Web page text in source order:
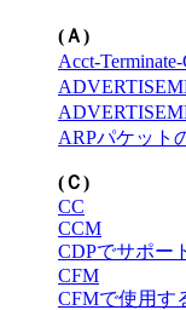
(Ａ)
Acct-
ARPパケット
(Ｃ)
CC
CCM
CDPでサポー
CFM
CFMで使用す